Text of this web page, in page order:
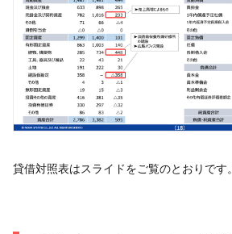
貸借対照表はスライドをご覧のとおりです。